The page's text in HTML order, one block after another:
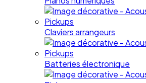
Claviers arrangeurs
Batteries électronique